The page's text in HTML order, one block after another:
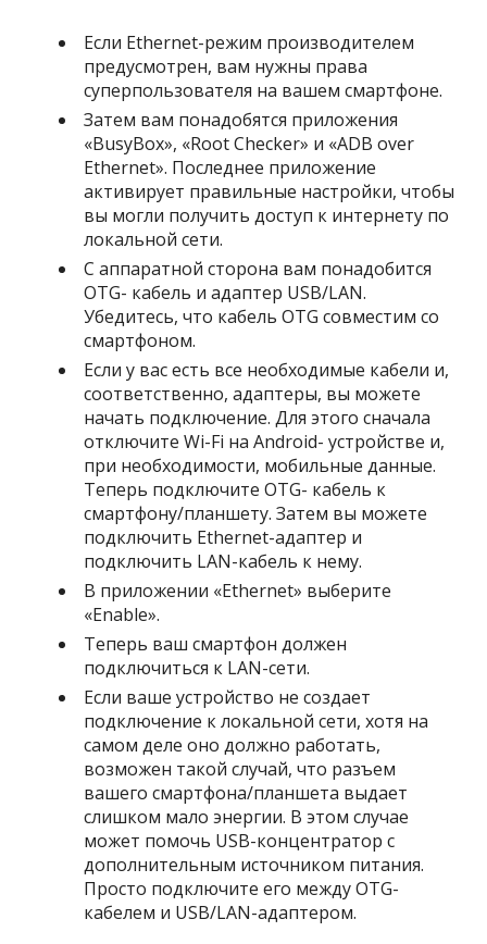
Если Ethernet-режим производителем
предусмотрен, вам нужны права
суперпользователя на вашем смартфоне.
Затем вам понадобятся приложения
«BusyBox», «Root Checker» и «ADB over
Ethernet». Последнее приложение
активирует правильные настройки, чтобы
вы могли получить доступ к интернету по
локальной сети.
С аппаратной сторона вам понадобится
OTG- кабель и адаптер USB/LAN.
Убедитесь, что кабель OTG совместим со
смартфоном.
Если у вас есть все необходимые кабели и,
соответственно, адаптеры, вы можете
начать подключение. Для этого сначала
отключите Wi-Fi на Android- устройстве и,
при необходимости, мобильные данные.
Теперь подключите OTG- кабель к
смартфону/планшету. Затем вы можете
подключить Ethernet-адаптер и
подключить LAN-кабель к нему.
В приложении «Ethernet» выберите
«Enable».
Теперь ваш смартфон должен
подключиться к LAN-сети.
Если ваше устройство не создает
подключение к локальной сети, хотя на
самом деле оно должно работать,
возможен такой случай, что разъем
вашего смартфона/планшета выдает
слишком мало энергии. В этом случае
может помочь USB-концентратор с
дополнительным источником питания.
Просто подключите его между OTG-
кабелем и USB/LAN-адаптером.